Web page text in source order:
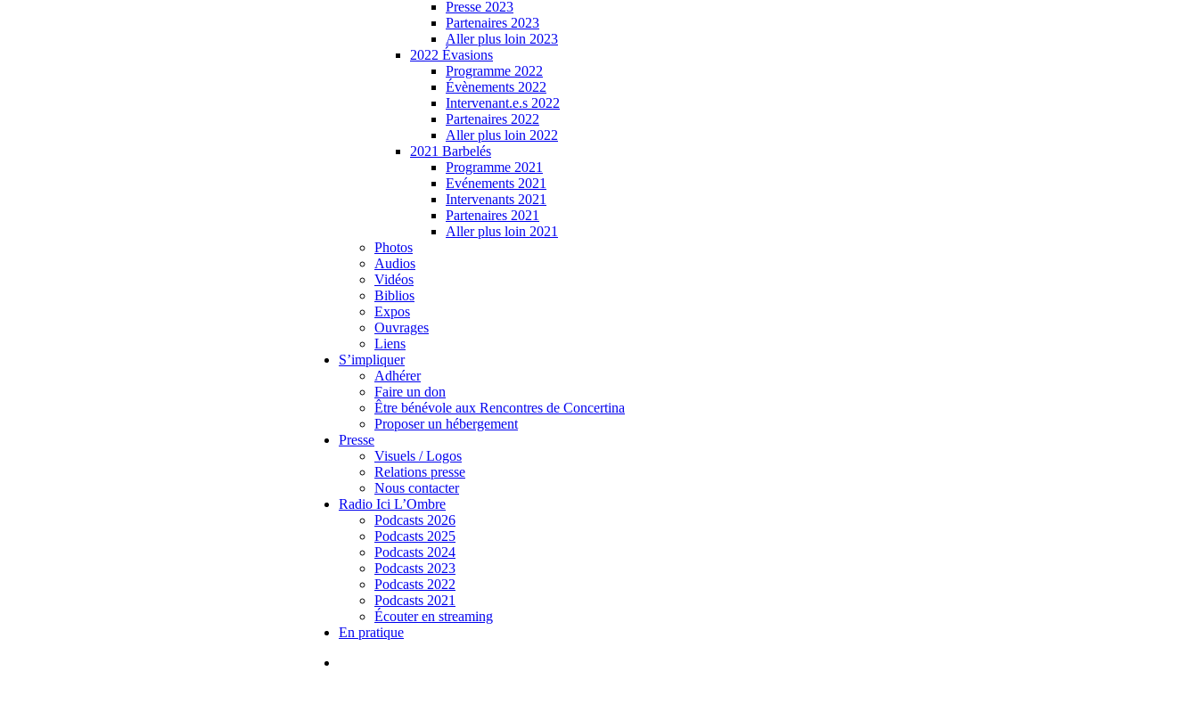
Presse 2023
Partenaires 2023
Aller plus loin 2023
2022 Évasions
Programme 2022
Évènements 2022
Intervenant.e.s 2022
Partenaires 2022
Aller plus loin 2022
2021 Barbelés
Programme 2021
Evénements 2021
Intervenants 2021
Partenaires 2021
Aller plus loin 2021
Photos
Audios
Vidéos
Biblios
Expos
Ouvrages
Liens
S’impliquer
Adhérer
Faire un don
Être bénévole aux Rencontres de Concertina
Proposer un hébergement
Presse
Visuels / Logos
Relations presse
Nous contacter
Radio Ici L’Ombre
Podcasts 2026
Podcasts 2025
Podcasts 2024
Podcasts 2023
Podcasts 2022
Podcasts 2021
Écouter en streaming
En pratique